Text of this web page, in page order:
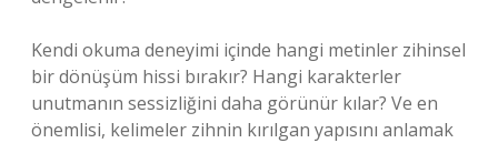
Kendi okuma deneyimi içinde hangi metinler zihinsel
bir dönüşüm hissi bırakır? Hangi karakterler
unutmanın sessizliğini daha görünür kılar? Ve en
önemlisi, kelimeler zihnin kırılgan yapısını anlamak